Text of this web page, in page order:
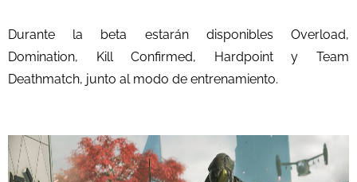
Durante la beta estarán disponibles Overload,
Domination, Kill Confirmed, Hardpoint y Team
Deathmatch, junto al modo de entrenamiento.